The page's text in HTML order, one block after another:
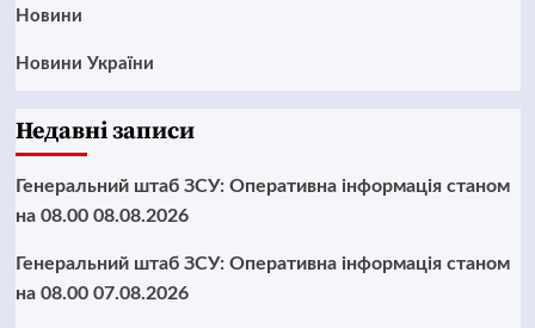
Новини
Новини України
Недавні записи
Генеральний штаб ЗСУ: Оперативна інформація станом
на 08.00 08.08.2026
Генеральний штаб ЗСУ: Оперативна інформація станом
на 08.00 07.08.2026